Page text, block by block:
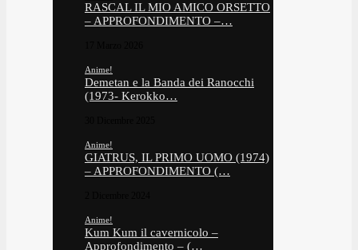
RASCAL IL MIO AMICO ORSETTO
– APPROFONDIMENTO –…
Anime!
Demetan e la Banda dei Ranocchi
(1973- Kerokko…
Anime!
GIATRUS, IL PRIMO UOMO (1974)
– APPROFONDIMENTO (…
Anime!
Kum Kum il cavernicolo –
Approfondimento – (…